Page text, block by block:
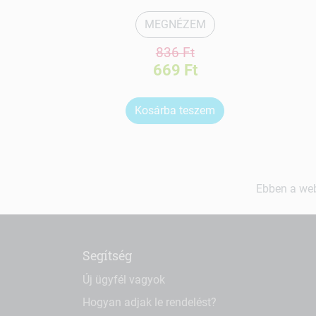
MEGNÉZEM
836 Ft
669 Ft
Kosárba teszem
Ebben a
Segítség
Új ügyfél vagyok
Hogyan adjak le rendelést?